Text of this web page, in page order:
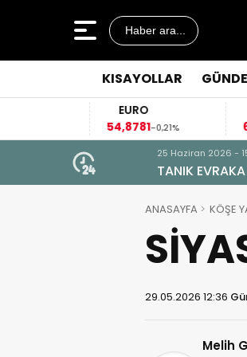
Haber ara...
KISAYOLLAR
EURO
54,8781-0,21%
25 Haziran 2026 -
TANIK
ANASAYFA KÖŞE
29.05.2026 12:36
Melih